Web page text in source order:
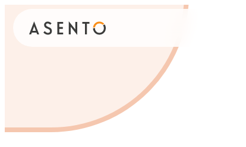
Programmatic SEO